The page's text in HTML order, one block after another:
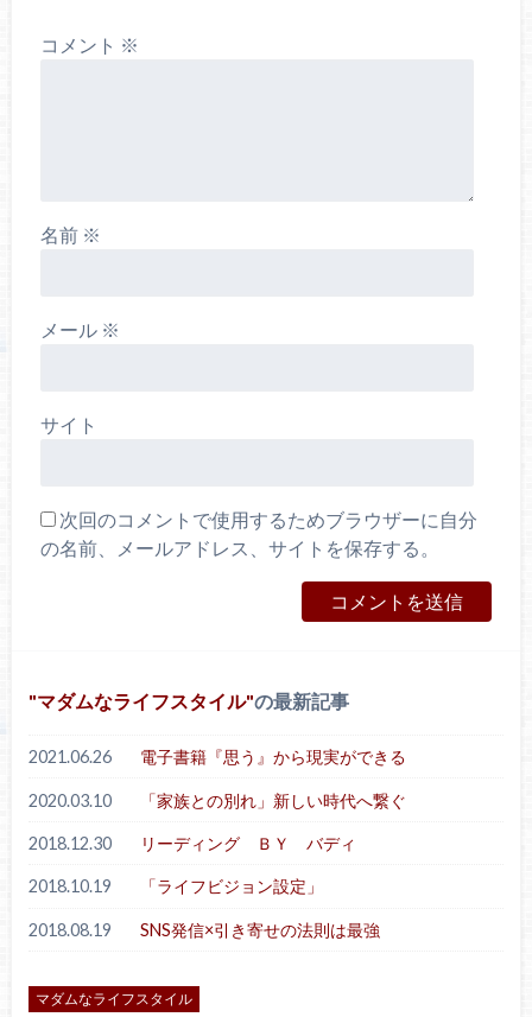
コメント ※
名前 ※
メール ※
サイト
次回のコメントで使用するためブラウザーに自分
の名前、メールアドレス、サイトを保存する。
マダムなライフスタイル の最新記事
2021.06.26 電子書籍『思う』から現実ができる
2020.03.10 「家族との別れ」新しい時代へ繋ぐ
2018.12.30 リーディング ＢＹ バディ
2018.10.19 「ライフビジョン設定」
2018.08.19 SNS発信×引き寄せの法則は最強
マダムなライフスタイル